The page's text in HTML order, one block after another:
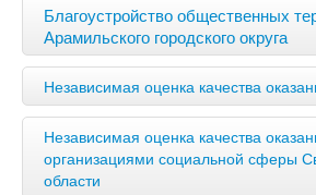
Благоустройство общественных
Арамильского городского округа
Независимая оценка качества
Независимая оценка качества
организациями социальной сферы
области